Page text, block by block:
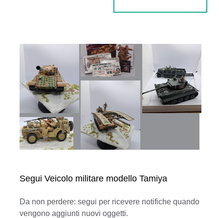
Segui Veicolo militare modello Tamiya
Da non perdere: segui per ricevere notifiche quando
vengono aggiunti nuovi oggetti.